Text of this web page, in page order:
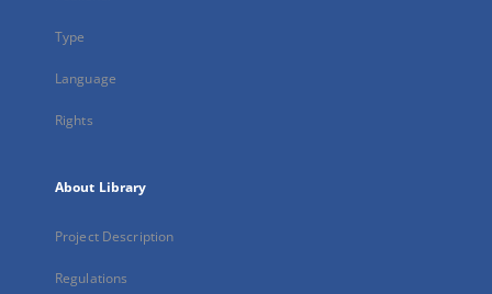
Type
Language
Rights
About Library
Project Description
Regulations